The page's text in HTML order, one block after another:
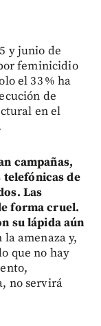
y junio de
feminicidio
el 33 % ha
de
en el
campañas,
telefónicas de
Las
forma cruel.
su lápida aún
amenaza y,
que no hay
no servirá